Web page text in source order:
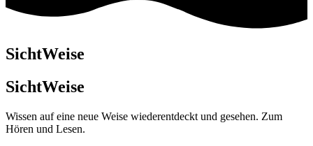
SichtWeise
SichtWeise
Wissen auf eine neue Weise wiederentdeckt und gesehen. Zum
Hören und Lesen.